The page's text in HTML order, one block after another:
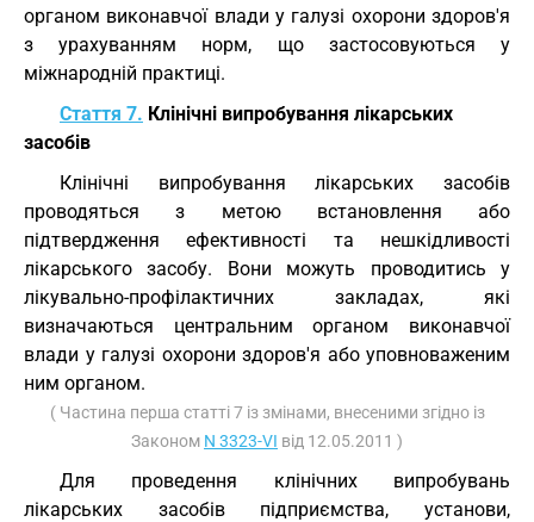
органом виконавчої влади у галузі охорони здоров'я
з урахуванням норм, що застосовуються у
міжнародній практиці.
Стаття 7. Клінічні випробування лікарських
засобів
Клінічні випробування лікарських засобів
проводяться з метою встановлення або
підтвердження ефективності та нешкідливості
лікарського засобу. Вони можуть проводитись у
лікувально-профілактичних закладах, які
визначаються центральним органом виконавчої
влади у галузі охорони здоров'я або уповноваженим
ним органом.
( Частина перша статті 7 із змінами, внесеними згідно із
Законом N 3323-VI від 12.05.2011 )
Для проведення клінічних випробувань
лікарських засобів підприємства, установи,